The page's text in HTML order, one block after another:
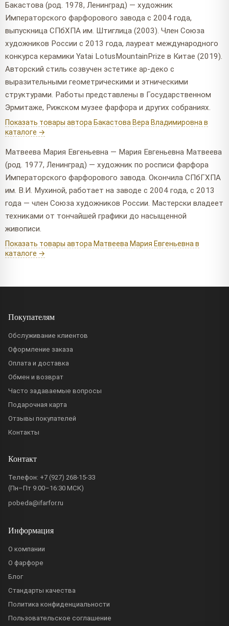
Бакастова (род. 1978, Ленинград) — художник
Императорского фарфорового завода с 2004 года,
выпускница СПбХПА им. Штиглица (2003). Член Союза
художников России с 2013 года, лауреат международного
конкурса керамики Yatai LotusMountainPrize в Китае (2019).
Авторский стиль созвучен эстетике ар-деко с
выразительными геометрическими и этническими
структурами. Работы представлены в Государственном
Эрмитаже, Рижском музее фарфора и других собраниях.
Показать товары автора Бакастова Вера Владимировна в
каталоге →
Матвеева Мария Евгеньевна — Мария Евгеньевна Матвеева
(род. 1977, Ленинград) — художник по росписи фарфора
Императорского фарфорового завода. Окончила СПбГХПА
им. В.И. Мухиной, работает на заводе с 2004 года, с 2013
года — член Союза художников России. Мастерски владеет
техниками от тончайшей графики до насыщенной
живописи.
Показать товары автора Матвеева Мария Евгеньевна в
каталоге →
Покупателям
Обслуживание клиентов
Оформление заказа
Оплата и доставка
Обмен и возврат
Часто задаваемые вопросы
Подарочная карта
Отзывы покупателей
Контакты
Контакт
Телефон: +7 (927) 268-15-33
(Пн–Пт 9:00–16:30 МСК)
pobeda@ifarfor.ru
Информация
О компании
О фарфоре
Блог
Стандарты качества
Политика конфиденциальности
Пользовательское соглашение